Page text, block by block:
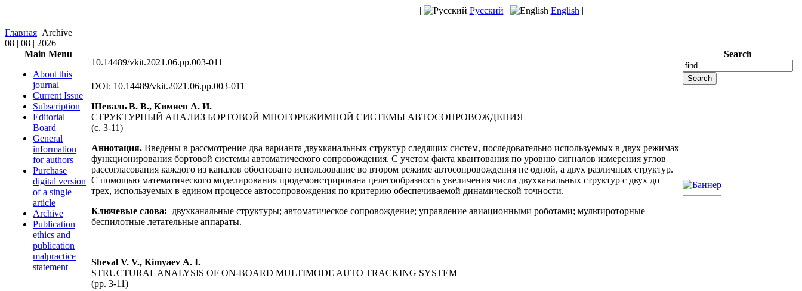
| Русский | English |
Главная Archive
08 | 08 | 2026
Main Menu
About this
journal
Current Issue
Subscription
Editorial
Board
General
information
for authors
Purchase
digital version
of a single
article
Archive
Publication
ethics and
publication
malpractice
statement
10.14489/vkit.2021.06.pp.003-011
DOI: 10.14489/vkit.2021.06.pp.003-011
Шеваль В. В., Кимяев А. И.
СТРУКТУРНЫЙ АНАЛИЗ БОРТОВОЙ МНОГОРЕЖИМНОЙ СИСТЕМЫ АВТОСОПРОВОЖДЕНИЯ
(с. 3-11)
Аннотация. Введены в рассмотрение два варианта двухканальных структур следящих систем, последовательно используемых в двух режимах
функционирования бортовой системы автоматического сопровождения. С учетом факта квантования по уровню сигналов измерения углов
рассогласования каждого из каналов обосновано использование во втором режиме автосопровождения не одной, а двух различных структур.
С помощью математического моделирования продемонстрирована целесообразность увеличения числа двухканальных структур с двух до
трех, используемых в едином процессе автосопровождения по критерию обеспечиваемой динамической точности.
Ключевые слова: двухканальные структуры; автоматическое сопровождение; управление авиационными роботами; мультироторные
беспилотные летательные аппараты.
Sheval V. V., Kimyaev А. I.
STRUCTURAL ANALYSIS OF ON-BOARD MULTIMODE AUTO TRACKING SYSTEM
(pp. 3-11)
Search